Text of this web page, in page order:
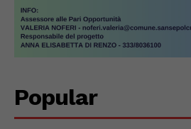
Popular